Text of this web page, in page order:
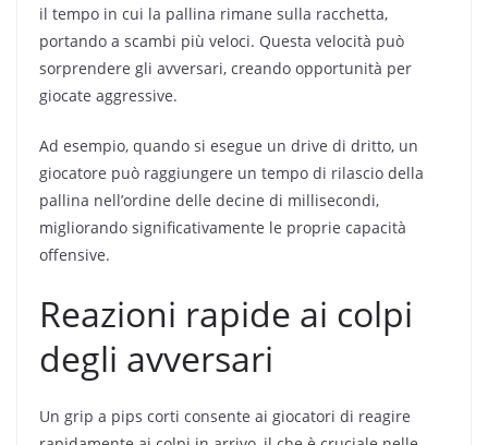
il tempo in cui la pallina rimane sulla racchetta,
portando a scambi più veloci. Questa velocità può
sorprendere gli avversari, creando opportunità per
giocate aggressive.
Ad esempio, quando si esegue un drive di dritto, un
giocatore può raggiungere un tempo di rilascio della
pallina nell’ordine delle decine di millisecondi,
migliorando significativamente le proprie capacità
offensive.
Reazioni rapide ai colpi
degli avversari
Un grip a pips corti consente ai giocatori di reagire